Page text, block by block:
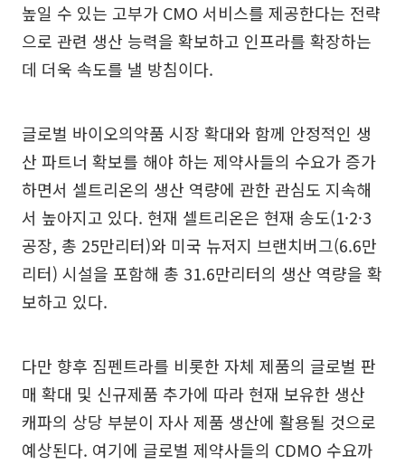
높일 수 있는 고부가 CMO 서비스를 제공한다는 전략
으로 관련 생산 능력을 확보하고 인프라를 확장하는
데 더욱 속도를 낼 방침이다.
글로벌 바이오의약품 시장 확대와 함께 안정적인 생
산 파트너 확보를 해야 하는 제약사들의 수요가 증가
하면서 셀트리온의 생산 역량에 관한 관심도 지속해
서 높아지고 있다. 현재 셀트리온은 현재 송도(1·2·3
공장, 총 25만리터)와 미국 뉴저지 브랜치버그(6.6만
리터) 시설을 포함해 총 31.6만리터의 생산 역량을 확
보하고 있다.
다만 향후 짐펜트라를 비롯한 자체 제품의 글로벌 판
매 확대 및 신규제품 추가에 따라 현재 보유한 생산
캐파의 상당 부분이 자사 제품 생산에 활용될 것으로
예상된다. 여기에 글로벌 제약사들의 CDMO 수요까